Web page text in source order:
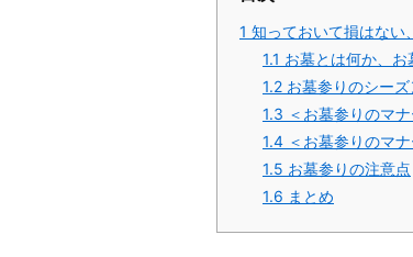
1 知っておいて損はない
1.1 お墓とは何か、お
1.2 お墓参りのシーズ
1.3 ＜お墓参りのマ
1.4 ＜お墓参りのマ
1.5 お墓参りの注意点
1.6 まとめ